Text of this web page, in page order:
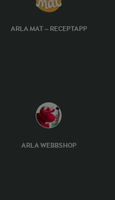
ARLA MAT – RECEPTAPP
ARLA WEBBSHOP